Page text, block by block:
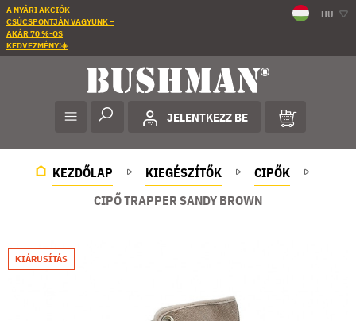
A NYÁRI AKCIÓK
CSÚCSPONTJÁN VAGYUNK –
AKÁR 70 %-OS
KEDVEZMÉNY!☀️
HU
JELENTKEZZ BE
KEZDŐLAP KIEGÉSZÍTŐK
CIPŐK
CIPŐ TRAPPER SANDY BROWN
KIÁRUSÍTÁS